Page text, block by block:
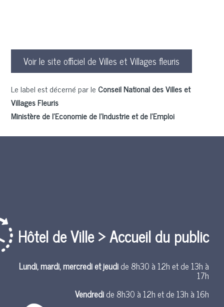
Voir le site officiel de Villes et Villages fleuris
Le label est décerné par le Conseil National des Villes et
Villages Fleuris
Ministère de l’Economie de l’Industrie et de l’Emploi
Hôtel de Ville > Accueil du public
Lundi, mardi, mercredi et jeudide 8h30 à 12h et de 13h à
17h
Vendredide 8h30 à 12h et de 13h à 16h